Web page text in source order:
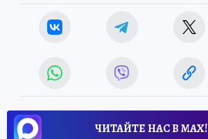
ЧИТАЙТЕ НАС В МАХ!